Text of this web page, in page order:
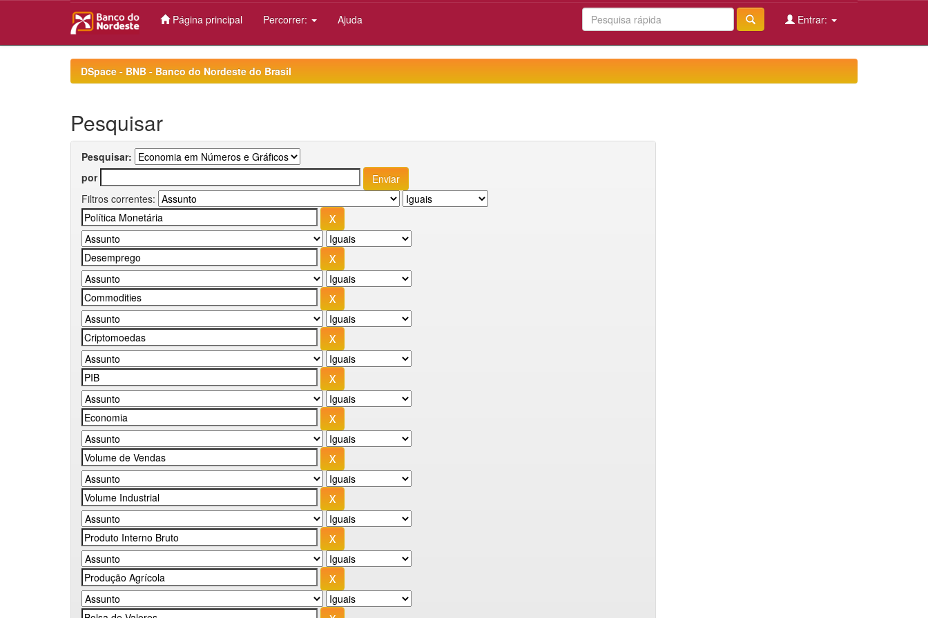
Página principal Percorrer: Ajuda Entrar:
DSpace - BNB - Banco do Nordeste do Brasil
Pesquisar
Pesquisar:
por
Filtros correntes: